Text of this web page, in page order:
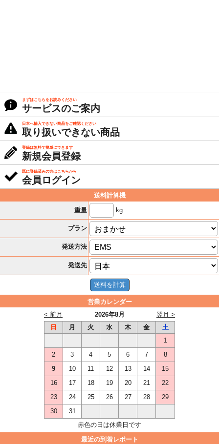
まずはこちらをお読みください
サービスのご案内
日本へ輸入できない商品をご確認ください
取り扱いできない商品
登録は無料で簡単にできます
新規会員登録
既に登録済みの方はこちらから
会員ログイン
送料計算機
重量
kg
プラン
発送方法
発送先
営業カレンダー
2026年8月
< 前月
翌月 >
日
月 火 水 木 金
土
1
2
3 4 5 6 7
8
9
10 11 12 13 14
15
16
17 18 19 20 21
22
23
24 25 26 27 28
29
30
31
赤色の日は休業日です
最近の到着レポート